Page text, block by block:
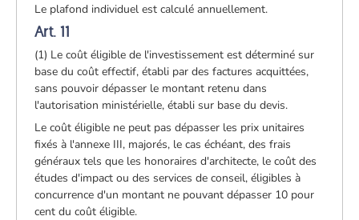
Le plafond individuel est calculé annuellement.
Art. 11
(1) Le coût éligible de l'investissement est déterminé sur
base du coût effectif, établi par des factures acquittées,
sans pouvoir dépasser le montant retenu dans
l'autorisation ministérielle, établi sur base du devis.
Le coût éligible ne peut pas dépasser les prix unitaires
fixés à l'annexe III, majorés, le cas échéant, des frais
généraux tels que les honoraires d'architecte, le coût des
études d'impact ou des services de conseil, éligibles à
concurrence d'un montant ne pouvant dépasser 10 pour
cent du coût éligible.